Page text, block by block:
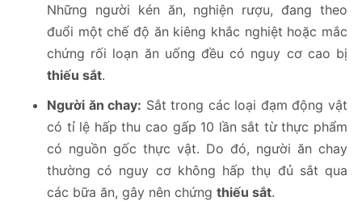
Những người kén ăn, nghiện rượu, đang theo
đuổi một chế độ ăn kiêng khắc nghiệt hoặc mắc
chứng rối loạn ăn uống đều có nguy cơ cao bị
thiếu sắt.
Người ăn chay: Sắt trong các loại đạm động vật
có tỉ lệ hấp thu cao gấp 10 lần sắt từ thực phẩm
có nguồn gốc thực vật. Do đó, người ăn chay
thường có nguy cơ không hấp thụ đủ sắt qua
các bữa ăn, gây nên chứng thiếu sắt.